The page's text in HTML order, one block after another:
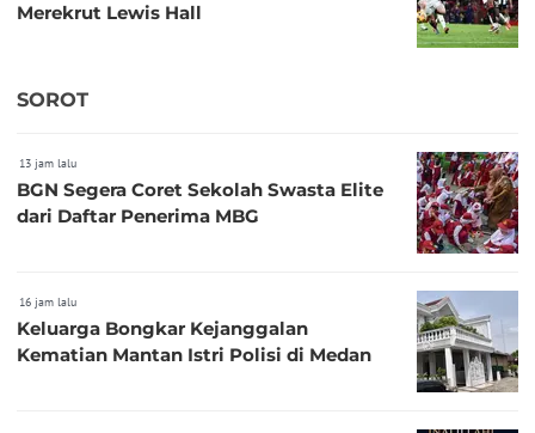
Merekrut Lewis Hall
SOROT
13 jam lalu
BGN Segera Coret Sekolah Swasta Elite
dari Daftar Penerima MBG
16 jam lalu
Keluarga Bongkar Kejanggalan
Kematian Mantan Istri Polisi di Medan